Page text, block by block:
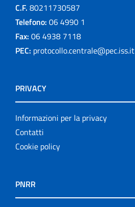
C.F. 80211730587
Telefono: 06 4990 1
Fax: 06 4938 7118
PEC: protocollo.centrale@pec.iss.it
PRIVACY
Informazioni per la privacy
Contatti
Cookie policy
PNRR